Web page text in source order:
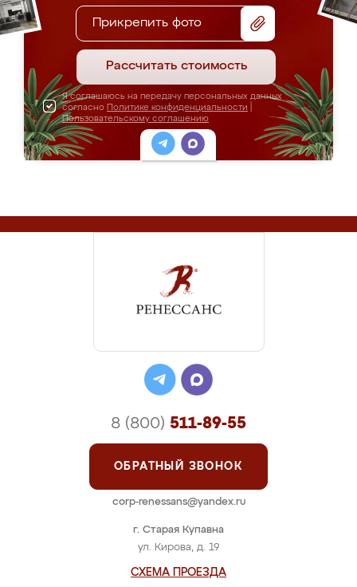
Прикрепить фото
Рассчитать стоимость
Я соглашаюсь на передачу персональных данных
согласно Политике конфиденциальности
Пользовательскому соглашению
г. Старая Купавна
ул. Кирова, д. 19
СХЕМА ПРОЕЗДА
8 (800) 511-89-55
ОБРАТНЫЙ ЗВОНОК
corp-renessans@yandex.ru